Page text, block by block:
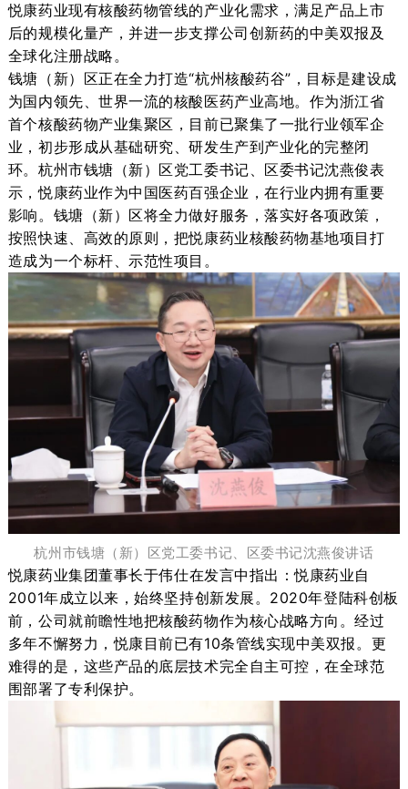
悦康药业现有核酸药物管线的产业化需求，满足产品上市
后的规模化量产，并进一步支撑公司创新药的中美双报及
全球化注册战略。
钱塘（新）区正在全力打造“杭州核酸药谷”，目标是建设成
为国内领先、世界一流的核酸医药产业高地。作为浙江省
首个核酸药物产业集聚区，目前已聚集了一批行业领军企
业，初步形成从基础研究、研发生产到产业化的完整闭
环。杭州市钱塘（新）区党工委书记、区委书记沈燕俊表
示，悦康药业作为中国医药百强企业，在行业内拥有重要
影响。钱塘（新）区将全力做好服务，落实好各项政策，
按照快速、高效的原则，把悦康药业核酸药物基地项目打
造成为一个标杆、示范性项目。
杭州市钱塘（新）区党工委书记、区委书记沈燕俊讲话
悦康药业集团董事长于伟仕在发言中指出 ：悦康药业自
2001年成立以来，始终坚持创新发展。2020年登陆科创板
前，公司就前瞻性地把核酸药物作为核心战略方向。经过
多年不懈努力，悦康目前已有10条管线实现中美双报。更
难得的是，这些产品的底层技术完全自主可控，在全球范
围部署了专利保护。